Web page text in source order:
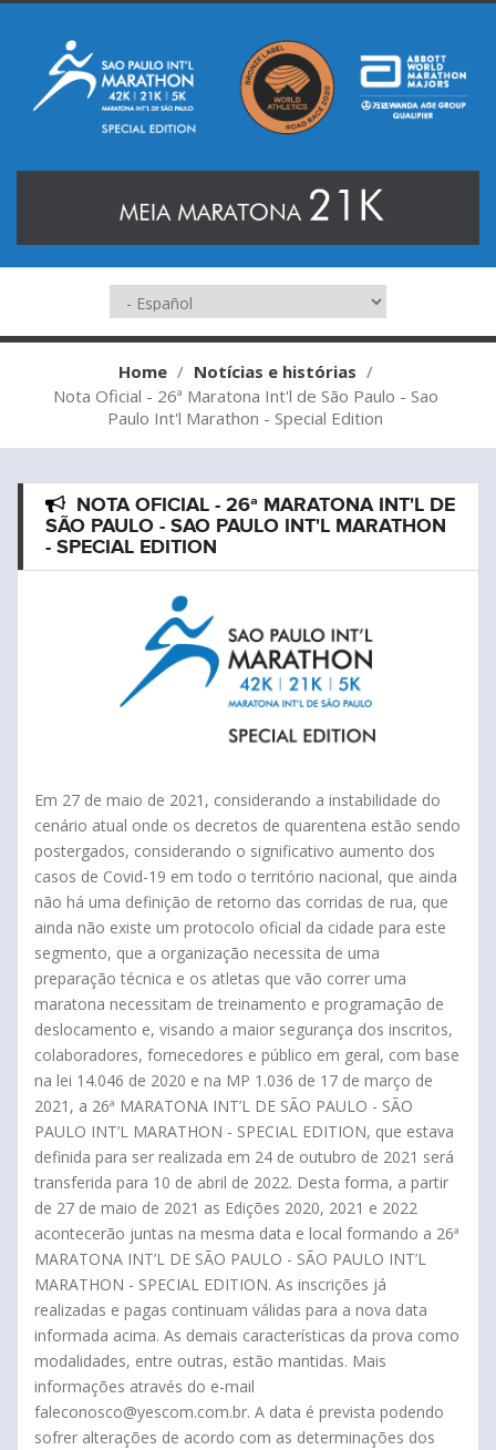
Nota Oficial - 26ª Maratona Int'l de
São Paulo - Sao Paulo Int'l
Marathon - Special Edition
Home / Notícias e histórias /
Nota Oficial - 26ª Maratona Int'l de São Paulo - Sao
Paulo Int'l Marathon - Special Edition
NOTA OFICIAL - 26ª MARATONA INT'L DE
SÃO PAULO - SAO PAULO INT'L MARATHON
- SPECIAL EDITION
Em 27 de maio de 2021, considerando a instabilidade do
cenário atual onde os decretos de quarentena estão sendo
postergados, considerando o significativo aumento dos
casos de Covid-19 em todo o território nacional, que ainda
não há uma definição de retorno das corridas de rua, que
ainda não existe um protocolo oficial da cidade para este
segmento, que a organização necessita de uma
preparação técnica e os atletas que vão correr uma
maratona necessitam de treinamento e programação de
deslocamento e, visando a maior segurança dos inscritos,
colaboradores, fornecedores e público em geral, com base
na lei 14.046 de 2020 e na MP 1.036 de 17 de março de
2021, a 26ª MARATONA INT’L DE SÃO PAULO - SÃO
PAULO INT’L MARATHON - SPECIAL EDITION, que estava
definida para ser realizada em 24 de outubro de 2021 será
transferida para 10 de abril de 2022. Desta forma, a partir
de 27 de maio de 2021 as Edições 2020, 2021 e 2022
acontecerão juntas na mesma data e local formando a 26ª
MARATONA INT’L DE SÃO PAULO - SÃO PAULO INT’L
MARATHON - SPECIAL EDITION. As inscrições já
realizadas e pagas continuam válidas para a nova data
informada acima. As demais características da prova como
modalidades, entre outras, estão mantidas. Mais
informações através do e-mail
faleconosco@yescom.com.br. A data é prevista podendo
sofrer alterações de acordo com as determinações dos